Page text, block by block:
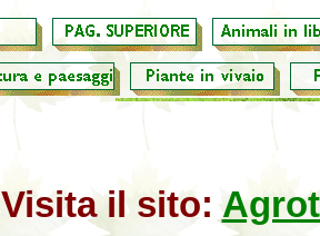
Visita il sito: